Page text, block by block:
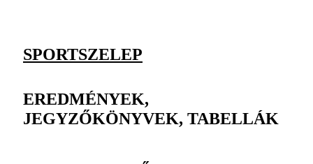
SPORTSZELEP
EREDMÉNYEK,
JEGYZŐKÖNYVEK, TABELLÁK